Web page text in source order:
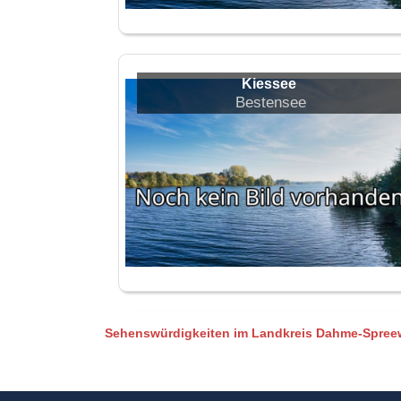
Kiessee
Bestensee
Sehenswürdigkeiten im Landkreis Dahme-